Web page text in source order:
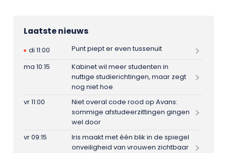
Laatste nieuws
di 11:00
Punt piept er even tussenuit
ma 10:15
Kabinet wil meer studenten in
nuttige studierichtingen, maar zegt
nog niet hoe
vr 11:00
Niet overal code rood op Avans:
sommige afstudeerzittingen gingen
wel door
vr 09:15
Iris maakt met één blik in de spiegel
onveiligheid van vrouwen zichtbaar